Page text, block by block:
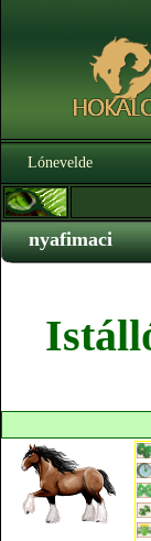
Lónevelde
nyafimaci